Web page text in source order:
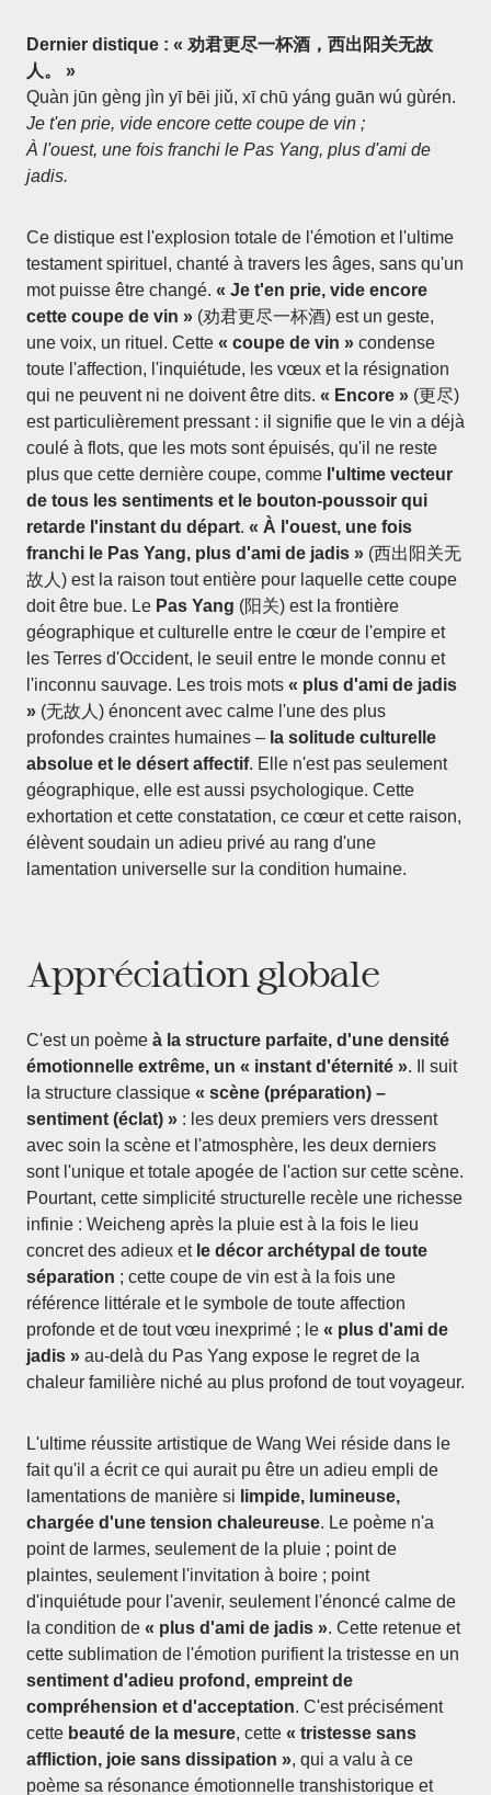
Dernier distique : « 劝君更尽一杯酒，西出阳关无故
人。 »
Quàn jūn gèng jìn yī bēi jiǔ, xī chū yáng guān wú gùrén.
Je t'en prie, vide encore cette coupe de vin ;
À l'ouest, une fois franchi le Pas Yang, plus d'ami de
jadis.
Ce distique est l'explosion totale de l'émotion et l'ultime
testament spirituel, chanté à travers les âges, sans qu'un
mot puisse être changé. « Je t'en prie, vide encore
cette coupe de vin » (劝君更尽一杯酒) est un geste,
une voix, un rituel. Cette « coupe de vin » condense
toute l'affection, l'inquiétude, les vœux et la résignation
qui ne peuvent ni ne doivent être dits. « Encore » (更尽)
est particulièrement pressant : il signifie que le vin a déjà
coulé à flots, que les mots sont épuisés, qu'il ne reste
plus que cette dernière coupe, comme l'ultime vecteur
de tous les sentiments et le bouton-poussoir qui
retarde l'instant du départ. « À l'ouest, une fois
franchi le Pas Yang, plus d'ami de jadis » (西出阳关无
故人) est la raison tout entière pour laquelle cette coupe
doit être bue. Le Pas Yang (阳关) est la frontière
géographique et culturelle entre le cœur de l'empire et
les Terres d'Occident, le seuil entre le monde connu et
l'inconnu sauvage. Les trois mots « plus d'ami de jadis
» (无故人) énoncent avec calme l'une des plus
profondes craintes humaines – la solitude culturelle
absolue et le désert affectif. Elle n'est pas seulement
géographique, elle est aussi psychologique. Cette
exhortation et cette constatation, ce cœur et cette raison,
élèvent soudain un adieu privé au rang d'une
lamentation universelle sur la condition humaine.
Appréciation globale
C'est un poème à la structure parfaite, d'une densité
émotionnelle extrême, un « instant d'éternité ». Il suit
la structure classique « scène (préparation) –
sentiment (éclat) » : les deux premiers vers dressent
avec soin la scène et l'atmosphère, les deux derniers
sont l'unique et totale apogée de l'action sur cette scène.
Pourtant, cette simplicité structurelle recèle une richesse
infinie : Weicheng après la pluie est à la fois le lieu
concret des adieux et le décor archétypal de toute
séparation ; cette coupe de vin est à la fois une
référence littérale et le symbole de toute affection
profonde et de tout vœu inexprimé ; le « plus d'ami de
jadis » au-delà du Pas Yang expose le regret de la
chaleur familière niché au plus profond de tout voyageur.
L'ultime réussite artistique de Wang Wei réside dans le
fait qu'il a écrit ce qui aurait pu être un adieu empli de
lamentations de manière si limpide, lumineuse,
chargée d'une tension chaleureuse. Le poème n'a
point de larmes, seulement de la pluie ; point de
plaintes, seulement l'invitation à boire ; point
d'inquiétude pour l'avenir, seulement l'énoncé calme de
la condition de « plus d'ami de jadis ». Cette retenue et
cette sublimation de l'émotion purifient la tristesse en un
sentiment d'adieu profond, empreint de
compréhension et d'acceptation. C'est précisément
cette beauté de la mesure, cette « tristesse sans
affliction, joie sans dissipation », qui a valu à ce
poème sa résonance émotionnelle transhistorique et